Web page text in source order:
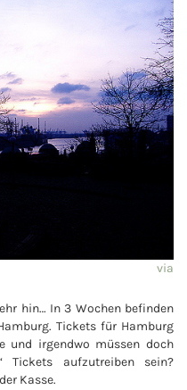
via
hin… In 3 Wochen befinden
Tickets für Hamburg
und irgendwo müssen doch
‘ Tickets aufzutreiben sein?
Kasse.